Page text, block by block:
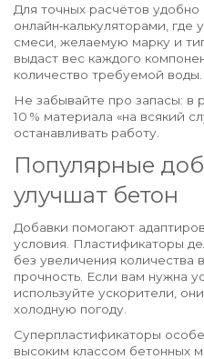
Для точных расчётов удобно
онлайн‑калькуляторами, где
смеси, желаемую марку и
выдаст вес каждого
количество требуемой воды.
Не забывайте про запасы: в
10 % материала «на всякий
останавливать работу.
Популярные
улучшат бетон
Добавки помогают
условия. Пластификаторы
без увеличения количества
прочность. Если вам нужна
используйте ускорители,
холодную погоду.
Суперпластификаторы
высоким классом бетонных